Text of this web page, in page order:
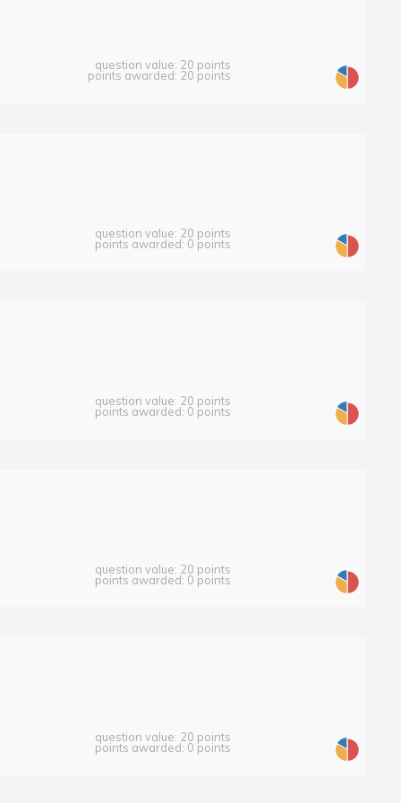
question value: 20 points
points awarded: 20 points
question value: 20 points
points awarded: 0 points
question value: 20 points
points awarded: 0 points
question value: 20 points
points awarded: 0 points
question value: 20 points
points awarded: 0 points